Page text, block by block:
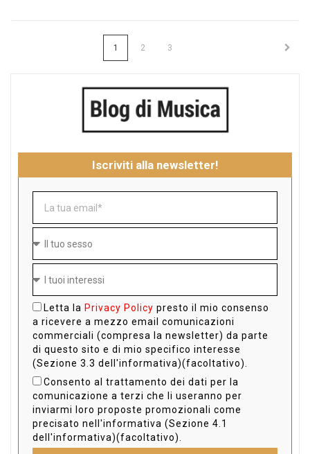
1 2 3
Iscriviti alla newsletter!
Letta la Privacy Policy presto il mio consenso
a ricevere a mezzo email comunicazioni
commerciali (compresa la newsletter) da parte
di questo sito e di mio specifico interesse
(Sezione 3.3 dell'informativa)(facoltativo).
Consento al trattamento dei dati per la
comunicazione a terzi che li useranno per
inviarmi loro proposte promozionali come
precisato nell'informativa (Sezione 4.1
dell'informativa)(facoltativo).